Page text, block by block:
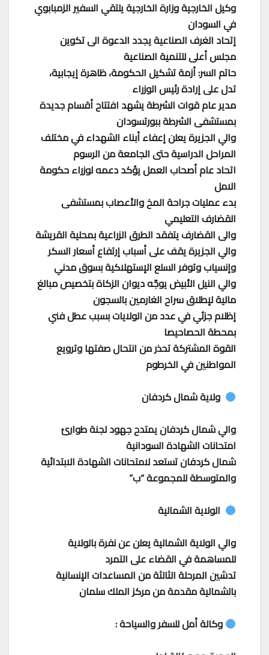
وكيل الخارجية وزارة الخارجية يلتقي السفير الزمبابوي
في السودان
إتحاد الغرف الصناعية يجدد الدعوة الى تكوين
مجلس أعلى للتنمية الصناعية
حاتم السر: أزمة تشكيل الحكومة، ظاهرة إيجابية،
تدل على إرادة رئيس الوزراء
مدير عام قوات الشرطة يشهد افتتاح أقسام جديدة
بمستشفى الشرطة ببورتسودان
والي الجزيرة يعلن إعفاء أبناء الشهداء في مختلف
المراحل الدراسية حتى الجامعة من الرسوم
اتحاد عام أصحاب العمل يؤكد دعمه لوزراء حكومة
الامل
بدء عمليات جراحة المخ والأعصاب بمستشفى
القضارف التعليمي
والى القضارف يتفقد الطرق الزراعية بمحلية القريشة
والي الجزيرة يقف على أسباب إرتفاع أسعار السكر
وإنسياب وتوفر السلع الإستهلاكية بسوق مدني
والي النيل الأبيض يوجّه ديوان الزكاة بتخصيص مبالغ
مالية لإطلاق سراح الغارمين بالسجون
إظلام جزئي في عدد من الولايات بسبب عطل فني
بمحطة الحصاحيصا
القوة المشتركة تحذر من انتحال صفتها وترويع
المواطنين في الخرطوم
ولاية شمال كردفان
والي شمال كردفان يمتدح جهود لجنة طوارئ
امتحانات الشهادة السودانية
شمال كردفان تستعد لامتحانات الشهادة الابتدائية
والمتوسطة للمجموعة “ب”
الولاية الشمالية
والي الولاية الشمالية يعلن عن نفرة بالولاية
للمساهمة في القضاء على التمرد
تدشين المرحلة الثالثة من المساعدات الإنسانية
بالشمالية مقدمة من مركز الملك سلمان
وكالة أمل للسفر والسياحة :